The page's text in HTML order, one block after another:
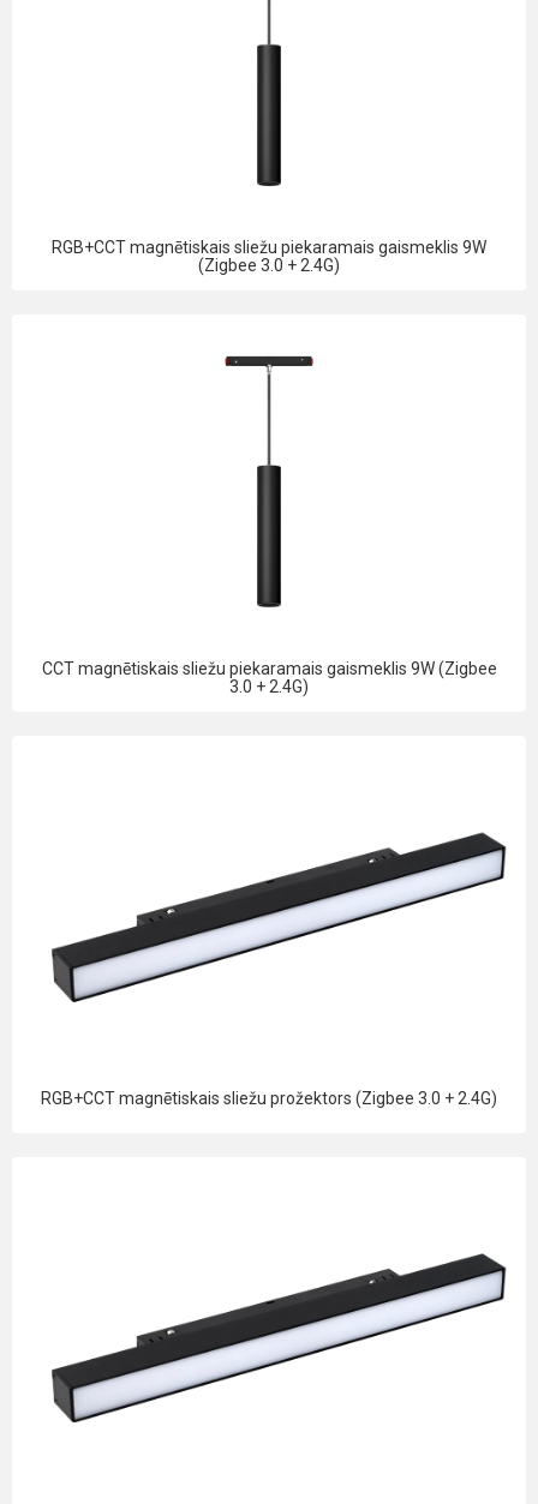
RGB+CCT magnētiskais sliežu piekaramais gaismeklis 9W
(Zigbee 3.0 + 2.4G)
CCT magnētiskais sliežu piekaramais gaismeklis 9W (Zigbee
3.0 + 2.4G)
RGB+CCT magnētiskais sliežu prožektors (Zigbee 3.0 + 2.4G)